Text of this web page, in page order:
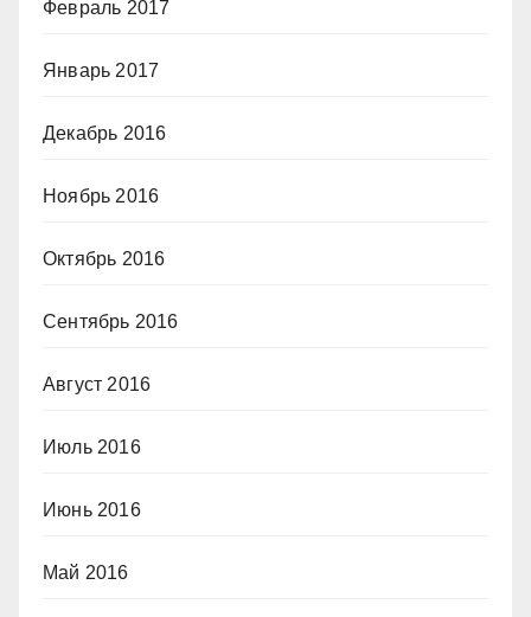
Февраль 2017
Январь 2017
Декабрь 2016
Ноябрь 2016
Октябрь 2016
Сентябрь 2016
Август 2016
Июль 2016
Июнь 2016
Май 2016